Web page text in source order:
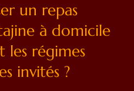
un repas
à domicile
les régimes
invités ?